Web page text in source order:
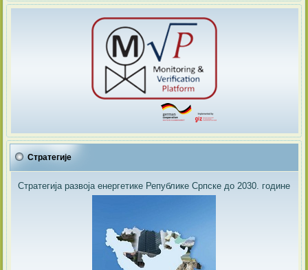
Стратегије
Стратегија развоја енергетике Републике Српске до 2030. године